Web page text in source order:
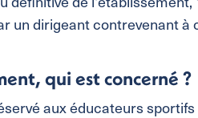
un dirigeant contrevenant à
qui est concerné ?
aux éducateurs